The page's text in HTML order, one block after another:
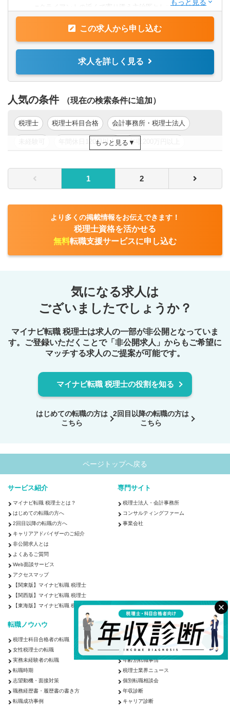
＜マネージャー・シニアマネージャー＞
■大手または中堅税理士法人で、法人税務経験5年以上
【歓迎経験・スキル】
＜アソシエイト・シニアアソシエイト＞
■税理士科目合格者、税理士、公認会計士有資格者
■英文読解力があれば尚可
＜マネージャー・シニアマネージャー＞
■組織再編、グループ通算制度、資産税コンサルティングの
■英文読解力があれば尚可
■税理士、公認会計士有資格者
【求める人物像】
＜アソシエイト・シニアアソシエイト＞
■真摯に仕事に向き合う誠実な方
■周囲との協調性を重んじたコミュニケーションがはかれる
＜マネージャー・シニアマネージャー＞
■地域経済への貢献意欲の高い方
■経営者とコミュニケーションが好きな方
■クライアントの近くで寄り添う主治医としての立場で、法
人税の申告業務だけでなく、様々な側面からクライアント
をサポートしていただきます。
■組織再編、経営承継サポート、個人資産税等の幅広い税務
ことを目指していただきます。
■また、デロイト トーマツグループ内の公認会計士、コン
も多くあります。
業種も様々で、クライアントの成長をサポートすること
で、クライアントとともに成長できる、経営者から頼られ
るパートナーとなることができる仕事です。
３～４名程度のチームメンバーを牽引出来る方を募集して
おります。税務のエキスパートとして対クライアントへの
サービス提供を行って頂きます。
■ワークライフバランスを取りやすく、リモートと出社のハ
■UターンやIターンを希望されている方にもお勧めできるポ
ジションです。
【具体的に】
■法人総合税務サービス
国内企業に対して、税務のコンサルティングおよびコンプ
・法人に係る全般的な税務相談
・法人税・消費税・法人地方税の申告書作成またはレビュ
ー
・組織再編税務コンサルティング
・グループ通算制度導入支援
■個人所得税・資産税サービス
ルティング
・経営承継アドバイス 等
【キャリアステップ】
＜アソシエイト・シニアスタッフ＞
■個々人のスキルを見ながら、より難易度の高い業務を任せ
たり、次のチャレンジステップをご用意します。幅の広い
業務を行っている部署ですので、いろいろな経験を積んで
いただけます。
この求人から申し込む
求人を詳しく見る
人気の条件 （現在の検索条件に追加）
税理士 税理士科目合格 会計事務所・税理士法人
年間休日120日以上 年収200万円以上
東京都
もっと見る
1 2
より多くの掲載情報をお伝えできます！
税理士資格を活かせる
無料転職支援サービスに申し込む
気になる求人は
ございましたでしょうか？
マイナビ転職 税理士は求人の一部が非公開となっていま
す。ご登録いただくことで「非公開求人」からもご希望に
マッチする求人のご提案が可能です。
マイナビ転職 税理士の役割を知る
はじめての転職の方は
こちら
2回目以降の転職の方は
こちら
検索する
ページトップへ戻る
サービス紹介
マイナビ転職 税理士とは？
はじめての転職の方へ
2回目以降の転職の方へ
キャリアアドバイザーのご紹介
非公開求人とは
よくあるご質問
Web面談サービス
アクセスマップ
【関東版】マイナビ転職 税理士
【関西版】マイナビ転職 税理士
【東海版】マイナビ転職 税理士
専門サイト
税理士法人・会計事務所
コンサルティングファーム
事業会社
転職ノウハウ
税理士科目合格者の転職
女性税理士の転職
実務未経験者の転職
転職時期
志望動機・面接対策
職務経歴書・履歴書の書き方
転職成功事例
転職お役立ち情報
税理士試験の概要
ご紹介企業特集
年齢別転職事情
税理士業界ニュース
個別転職相談会
年収診断
キャリア診断